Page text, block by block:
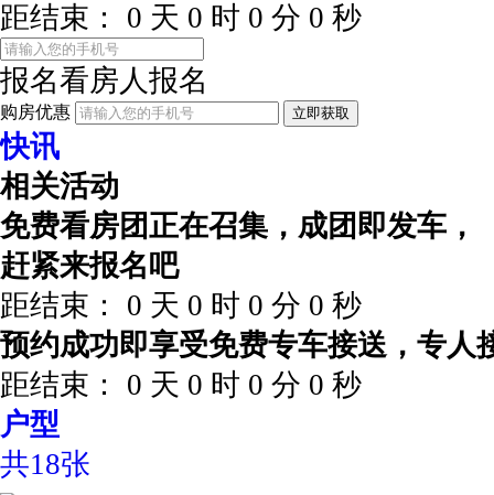
距结束：
0 天 0 时 0 分 0 秒
报名看房人报名
购房优惠 立即获取
快讯
相关活动
免费看房团正在召集，成团即发车，
赶紧来报名吧
距结束：
0 天 0 时 0 分 0 秒
预约成功即享受免费专车接送，专人
距结束：
0 天 0 时 0 分 0 秒
户型
共18张